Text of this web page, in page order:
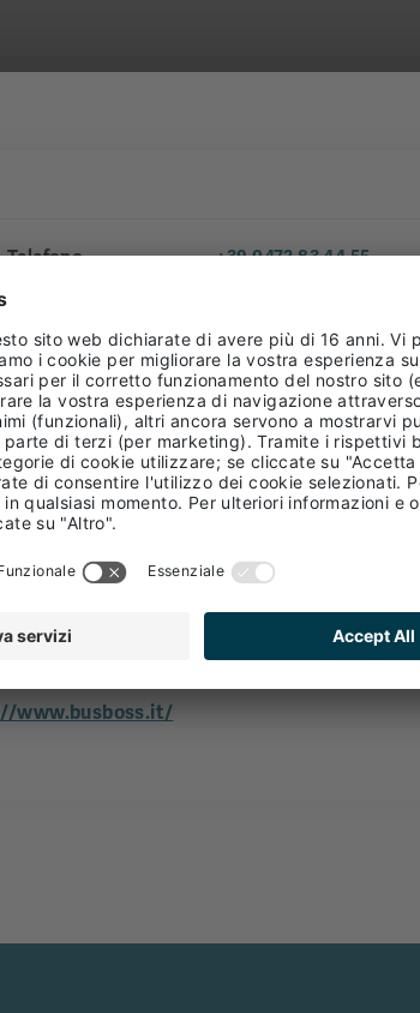
Telefono
+39 0472 83 44 55
GmbH
Bressanone - Alto Adige - Italia
www.busboss.it/